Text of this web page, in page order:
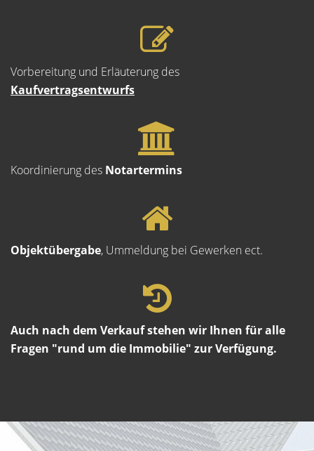
Vorbereitung und Erläuterung des
Kaufvertragsentwurfs
Koordinierung des Notartermins
Objektübergabe, Ummeldung bei Gewerken ect.
Auch nach dem Verkauf stehen wir Ihnen für alle
Fragen "rund um die Immobilie" zur Verfügung.